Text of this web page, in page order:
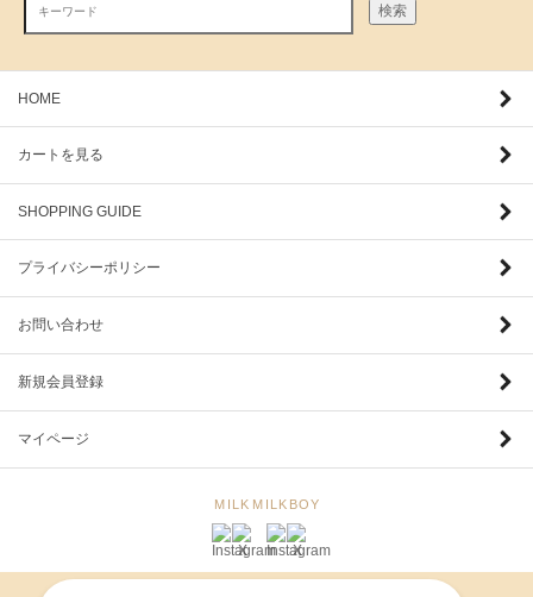
検索
HOME
カートを見る
SHOPPING GUIDE
プライバシーポリシー
お問い合わせ
新規会員登録
マイページ
MILK MILKBOY